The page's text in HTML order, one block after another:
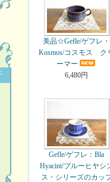
美品☆Gefle/ゲフレ・
Kosmos/コスモス ク
ーマー
6,480円
Gefle/ゲフレ：Bla
Hyacint/ブルーヒヤシ
ス・シリーズのカッ